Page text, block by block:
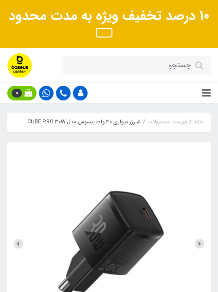
10 درصد تخفیف ویژه به مدت محدود
0
خانه فهرست محصولات شارژر دیواری 30 وات بیسوس مدل CUBE PRO 30W